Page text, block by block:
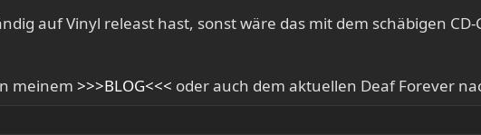
auf Vinyl releast hast, sonst wäre das mit dem schäbigen
meinem >>>BLOG<<< oder auch dem aktuellen Deaf Forever